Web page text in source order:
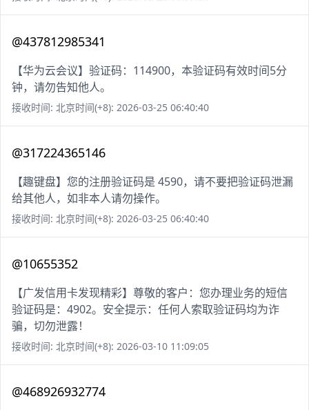
@437812985341
【华为云会议】验证码：114900，本验证码有效时间5分
钟，请勿告知他人。
接收时间: 北京时间(+8): 2026-03-25 06:40:40
@317224365146
【趣键盘】您的注册验证码是 4590，请不要把验证码泄漏
给其他人，如非本人请勿操作。
接收时间: 北京时间(+8): 2026-03-25 06:40:40
@10655352
【广发信用卡发现精彩】尊敬的客户：您办理业务的短信
验证码是：4902。安全提示：任何人索取验证码均为诈
骗，切勿泄露！
接收时间: 北京时间(+8): 2026-03-10 11:09:05
@468926932774